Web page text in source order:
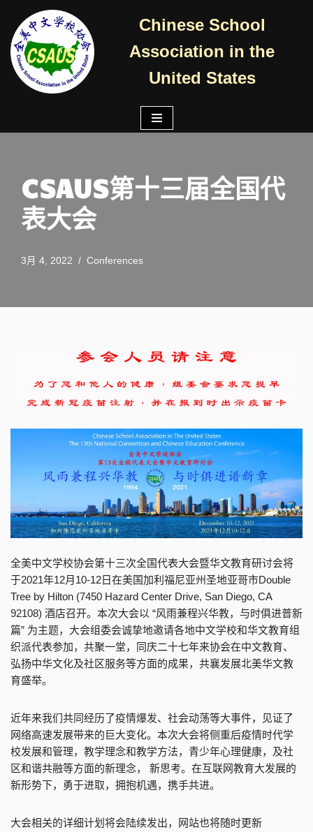
跳
至
正
Chinese School
Association in the
United States
CSAUS第十三届全国代
表大会
3月 4, 2022 Conferences
全美中文学校协会第十三次全国代表大会暨华文教育研讨会将
于2021年12月10-12日在美国加利福尼亚州圣地亚哥市Double
Tree by Hilton (7450 Hazard Center Drive, San Diego, CA
92108) 酒店召开。本次大会以 “风雨兼程兴华教，与时俱进普新
篇” 为主题，大会组委会诚挚地邀请各地中文学校和华文教育组
织派代表参加，共聚一堂，同庆二十七年来协会在中文教育、
弘扬中华文化及社区服务等方面的成果，共襄发展北美华文教
育盛举。
近年来我们共同经历了疫情爆发、社会动荡等大事件，见证了
网络高速发展带来的巨大变化。本次大会将侧重后疫情时代学
校发展和管理，教学理念和教学方法，青少年心理健康，及社
区和谐共融等方面的新理念， 新思考。在互联网教育大发展的
新形势下，勇于进取，拥抱机遇，携手共进。
大会相关的详细计划将会陆续发出，网站也将随时更新